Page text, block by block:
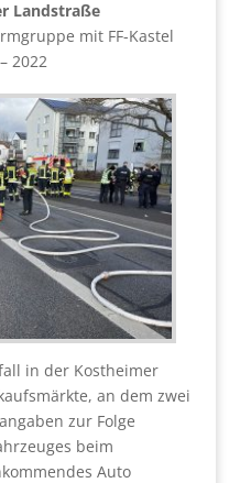
Landstraße
mit FF-Kastel
2022
in der Kostheimer
an dem zwei
zur Folge
beim
Auto